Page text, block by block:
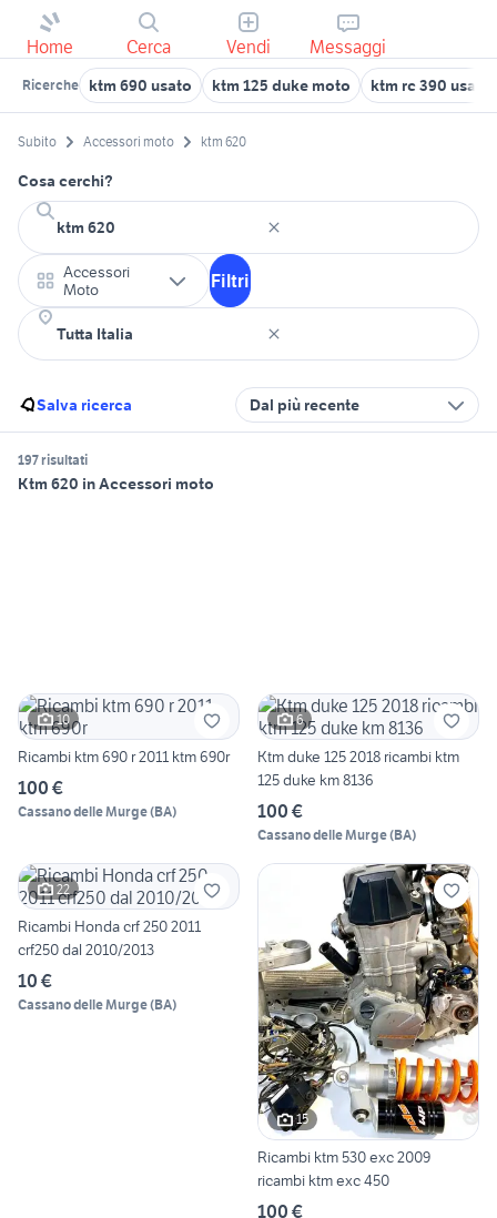
Home Cerca Vendi Messaggi
Ricerche ktm 690 usato ktm 125 duke moto ktm rc 390 usata
Subito Accessori moto ktm 620
Cosa cerchi?
Accessori
Moto
Filtri
Salva ricerca Dal più recente
197 risultati
Ktm 620 in Accessori moto
10
Ricambi ktm 690 r 2011 ktm 690r
100 €
Cassano delle Murge(BA)
6
Ktm duke 125 2018 ricambi ktm
125 duke km 8136
100 €
Cassano delle Murge(BA)
22
Ricambi Honda crf 250 2011
crf250 dal 2010/2013
10 €
Cassano delle Murge(BA)
15
Ricambi ktm 530 exc 2009
ricambi ktm exc 450
100 €